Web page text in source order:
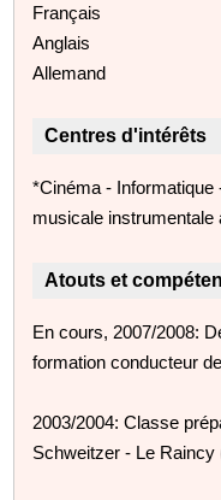
Français
Anglais
Allemand
Centres d'intérêts
*Cinéma - Informatique
musicale instrumentale
Atouts et
En cours, 2007/2008:
formation conducteur
2003/2004: Classe
Schweitzer - Le Raincy